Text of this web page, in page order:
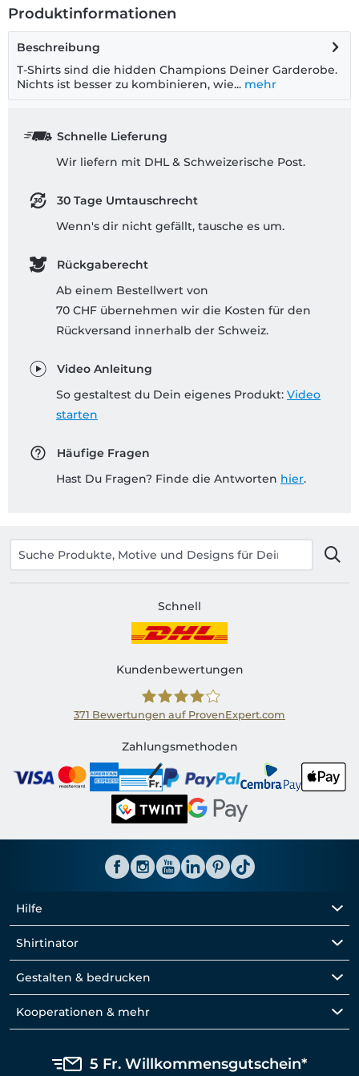
Produktinformationen
Beschreibung
T-Shirts sind die hidden Champions Deiner Garderobe.
Nichts ist besser zu kombinieren, wie... mehr
Schnelle Lieferung
Wir liefern mit DHL & Schweizerische Post.
30 Tage Umtauschrecht
Wenn's dir nicht gefällt, tausche es um.
Rückgaberecht
Ab einem Bestellwert von
70 CHF übernehmen wir die Kosten für den
Rückversand innerhalb der Schweiz.
Video Anleitung
So gestaltest du Dein eigenes Produkt: Video
starten
Häufige Fragen
Hast Du Fragen? Finde die Antworten hier.
Schnell
Kundenbewertungen
Shirtinator CH
371 Bewertungen auf ProvenExpert.com
Zahlungsmethoden
Hilfe
Shirtinator
Gestalten & bedrucken
Kooperationen & mehr
5 Fr. Willkommensgutschein*